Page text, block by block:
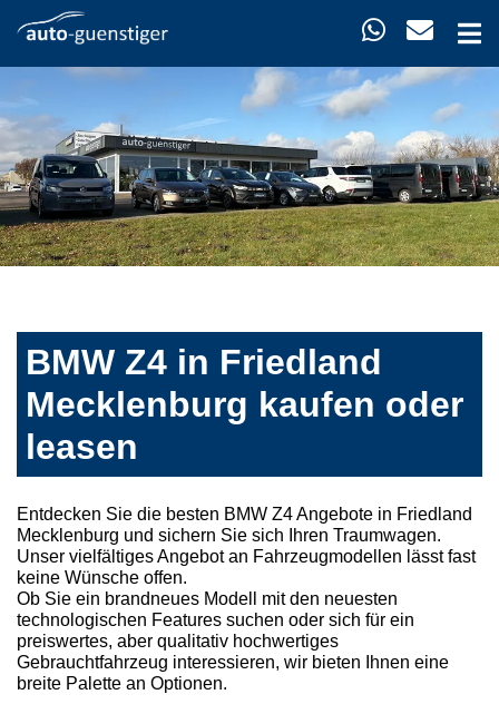
BMW Z4 in Friedland
Mecklenburg kaufen oder
leasen
Entdecken Sie die besten BMW Z4 Angebote in Friedland
Mecklenburg und sichern Sie sich Ihren Traumwagen.
Unser vielfältiges Angebot an Fahrzeugmodellen lässt fast
keine Wünsche offen.
Ob Sie ein brandneues Modell mit den neuesten
technologischen Features suchen oder sich für ein
preiswertes, aber qualitativ hochwertiges
Gebrauchtfahrzeug interessieren, wir bieten Ihnen eine
breite Palette an Optionen.